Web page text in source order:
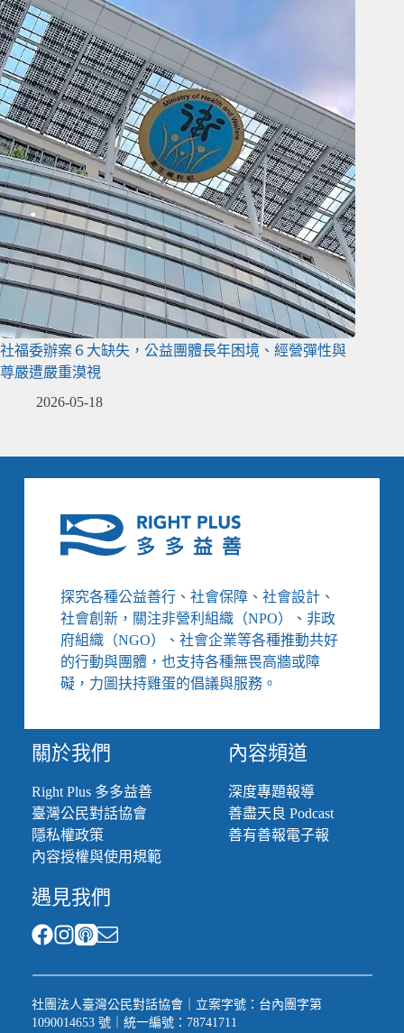
社福委辦案６大缺失，公益團體長年困境、經營彈性與
尊嚴遭嚴重漠視
2026-05-18
探究各種公益善行、社會保障、社會設計、
社會創新，關注非營利組織（NPO）、非政
府組織（NGO）、社會企業等各種推動共好
的行動與團體，也支持各種無畏高牆或障
礙，力圖扶持雞蛋的倡議與服務。
關於我們
Right Plus 多多益善
臺灣公民對話協會
隱私權政策
內容授權與使用規範
內容頻道
深度專題報導
善盡天良 Podcast
善有善報電子報
遇見我們
社團法人臺灣公民對話協會｜立案字號：台內團字第
1090014653 號｜統一編號：78741711